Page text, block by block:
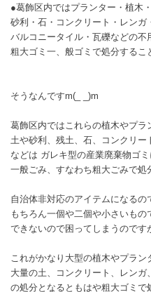
●葛飾区内ではプランター・植木
砂利・石・コンクリート・レンガ
バルコニータイル・瓦礫などの不
粗大ゴミ一、般ゴミで処分するこ
そうなんですm(_ _)m
葛飾区内ではこれらの植木やプラ
土や砂利、残土、石、コンクリー
などは ガレキ型の産業廃棄物ゴ
一般ごみ、すなわち粗大ごみで処
自治体非対応のアイテムになるの
もちろん一個や二個や小さいもの
できないので困ってしまうのです
これがかなり大型の植木やプラン
大量の土、コンクリート、レンガ
の処分となるともはや粗大ゴミで